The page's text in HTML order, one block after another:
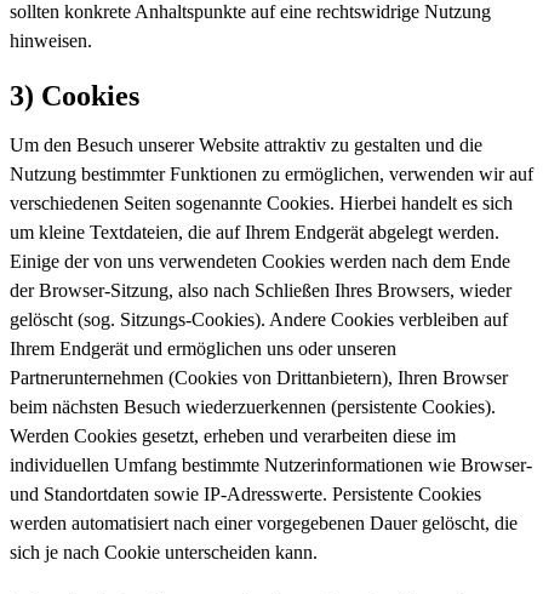
sollten konkrete Anhaltspunkte auf eine rechtswidrige Nutzung
hinweisen.
3) Cookies
Um den Besuch unserer Website attraktiv zu gestalten und die
Nutzung bestimmter Funktionen zu ermöglichen, verwenden wir auf
verschiedenen Seiten sogenannte Cookies. Hierbei handelt es sich
um kleine Textdateien, die auf Ihrem Endgerät abgelegt werden.
Einige der von uns verwendeten Cookies werden nach dem Ende
der Browser-Sitzung, also nach Schließen Ihres Browsers, wieder
gelöscht (sog. Sitzungs-Cookies). Andere Cookies verbleiben auf
Ihrem Endgerät und ermöglichen uns oder unseren
Partnerunternehmen (Cookies von Drittanbietern), Ihren Browser
beim nächsten Besuch wiederzuerkennen (persistente Cookies).
Werden Cookies gesetzt, erheben und verarbeiten diese im
individuellen Umfang bestimmte Nutzerinformationen wie Browser-
und Standortdaten sowie IP-Adresswerte. Persistente Cookies
werden automatisiert nach einer vorgegebenen Dauer gelöscht, die
sich je nach Cookie unterscheiden kann.